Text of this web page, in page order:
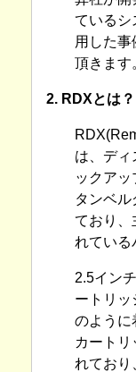
ているシ
用した
頂きます
2. RDXとは？
は、ディ
ックアッ
タンベ
ており、
れている
2.5イン
ートリッ
のように
カートリ
れており